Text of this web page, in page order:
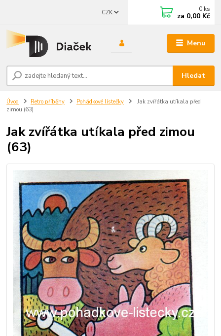
Menu
CZK
Hledat
0 ks
za 0,00 Kč
Úvod Retro příběhy Pohádkové lístečky
Jak zvířátka utíkala před
zimou (63)
Jak zvířátka utíkala před zimou
(63)